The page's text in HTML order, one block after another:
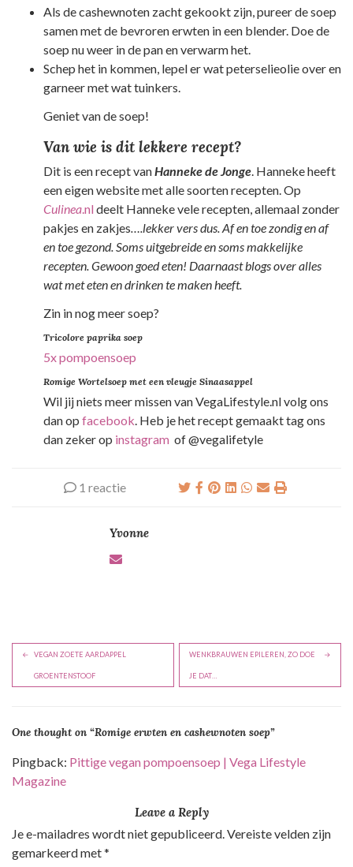
Als de cashewnoten zacht gekookt zijn, pureer de soep
samen met de bevroren erwten in een blender. Doe de
soep nu weer in de pan en verwarm het.
Schep het in kommen, lepel er wat peterselieolie over en
garneer met wat tuinkers.
Geniet van de soep!
Van wie is dit lekkere recept?
Dit is een recept vanHanneke de Jonge . Hanneke heeft
een eigen website met alle soorten recepten. Op
Culinea.nldeelt Hanneke vele recepten, allemaal zonder
pakjes en zakjes ….lekker vers dus. Af en toe zondig en af
en toe gezond. Soms uitgebreide en soms makkelijke
recepten. Gewoon goed eten! Daarnaast blogs over alles
wat met eten en drinken te maken heeft.
Zin in nog meer soep?
Tricolore paprika soep
5x pompoensoep
Romige Wortelsoep met een vleugje Sinaasappel
Wil jij niets meer missen van VegaLifestyle.nl volg ons
dan op facebook . Heb je het recept gemaakt tag ons
dan zeker op instagram of @vegalifetyle
1 reactie
Yvonne
B
c
h
t
a
v
VEGAN ZOETE AARDAPPEL
GROENTENSTOOF
WENKBRAUWEN EPILEREN, ZO DOE
JE DAT…
One thought on “Romige erwten en cashewnoten soep”
Pingback: Pittige vegan pompoensoep | Vega Lifestyle
Magazine
Leave a Reply
Je e-mailadres wordt niet gepubliceerd.Vereiste velden zijn
gemarkeerd met*